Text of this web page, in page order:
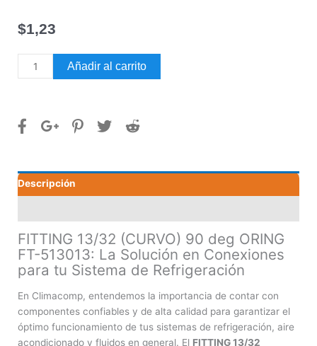
$1,23
FITTING
13/32
deg
513013
cantidad
Añadir al carrito
Descripción
FITTING 13/32 (CURVO) 90 deg ORING
FT-513013: La Solución en Conexiones
para tu Sistema de Refrigeración
En Climacomp, entendemos la importancia de contar con
componentes confiables y de alta calidad para garantizar el
óptimo funcionamiento de tus sistemas de refrigeración, aire
acondicionado y fluidos en general. El FITTING 13/32